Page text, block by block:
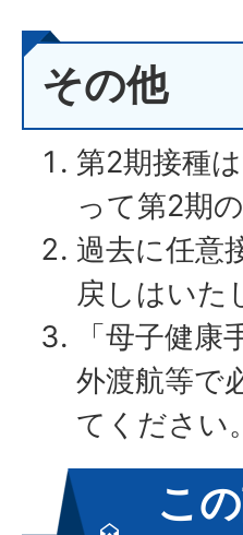
その他
第2期接種
って第2期
過去に任意
戻しはいた
「母子健
外渡航等で
てください。
こ